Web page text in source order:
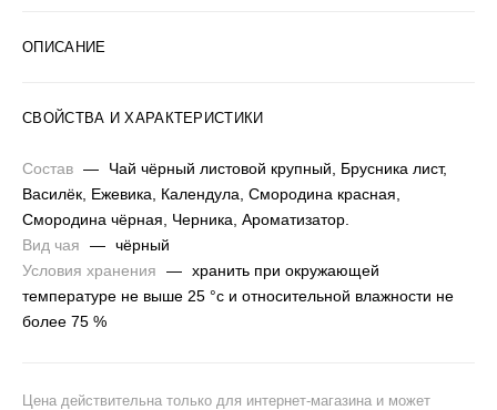
ОПИСАНИЕ
СВОЙСТВА И ХАРАКТЕРИСТИКИ
Состав —
Чай чёрный листовой крупный, Брусника лист,
Василёк, Ежевика, Календула, Смородина красная,
Смородина чёрная, Черника, Ароматизатор.
Вид чая
— чёрный
Условия хранения
— хранить при окружающей
температуре не выше 25 °c и относительной влажности не
более 75 %
Цена действительна только для интернет-магазина и может